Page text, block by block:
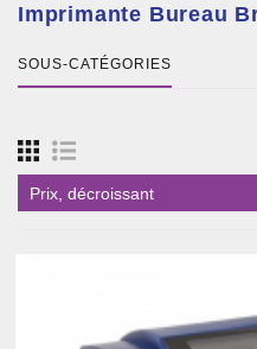
Imprimante Bureau
SOUS-CATÉGORIES
Prix, décroissant